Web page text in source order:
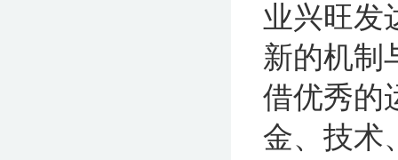
业兴旺发
新的机制
借优秀的
金、技术